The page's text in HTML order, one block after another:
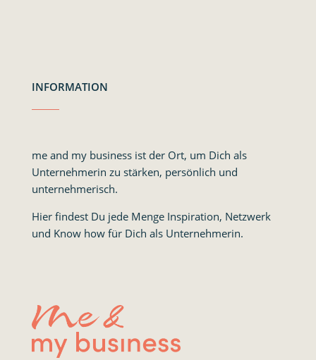
INFORMATION
me and my business ist der Ort, um Dich als
Unternehmerin zu stärken, persönlich und
unternehmerisch.
Hier findest Du jede Menge Inspiration, Netzwerk
und Know how für Dich als Unternehmerin.